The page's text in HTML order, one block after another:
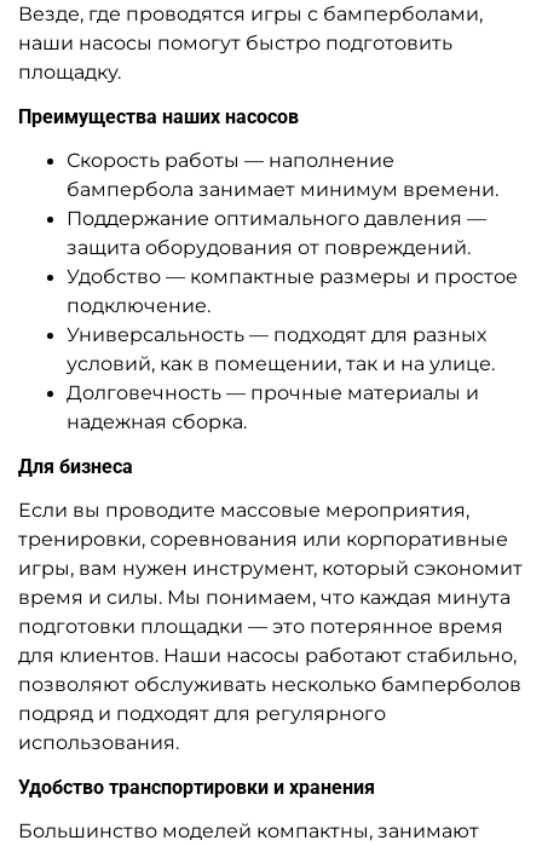
Везде, где проводятся игры с бамперболами,
наши насосы помогут быстро подготовить
площадку.
Преимущества наших насосов
Скорость работы — наполнение
бампербола занимает минимум времени.
Поддержание оптимального давления —
защита оборудования от повреждений.
Удобство — компактные размеры и простое
подключение.
Универсальность — подходят для разных
условий, как в помещении, так и на улице.
Долговечность — прочные материалы и
надежная сборка.
Для бизнеса
Если вы проводите массовые мероприятия,
тренировки, соревнования или корпоративные
игры, вам нужен инструмент, который сэкономит
время и силы. Мы понимаем, что каждая минута
подготовки площадки — это потерянное время
для клиентов. Наши насосы работают стабильно,
позволяют обслуживать несколько бамперболов
подряд и подходят для регулярного
использования.
Удобство транспортировки и хранения
Большинство моделей компактны, занимают